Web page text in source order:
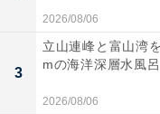
2026/08/06
3
立山連峰と富山湾
mの海洋深層水風
2026/08/06